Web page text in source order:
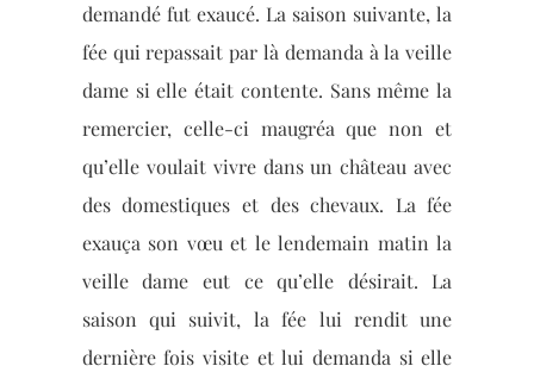
demandé fut exaucé. La saison suivante, la
fée qui repassait par là demanda à la veille
dame si elle était contente. Sans même la
remercier, celle-ci maugréa que non et
qu’elle voulait vivre dans un château avec
des domestiques et des chevaux. La fée
exauça son vœu et le lendemain matin la
veille dame eut ce qu’elle désirait. La
saison qui suivit, la fée lui rendit une
dernière fois visite et lui demanda si elle